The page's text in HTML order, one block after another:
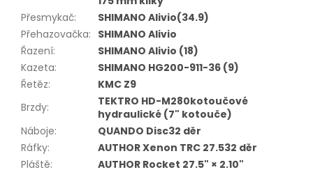
Přesmykač:
SHIMANO Alivio(34.9)
Přehazovačka: SHIMANO Alivio
Řazení:
SHIMANO Alivio (18)
Kazeta:
SHIMANO HG200-911-36 (9)
Řetěz:
KMC Z9
Brzdy:
TEKTRO HD-M280kotoučové
hydraulické (7" kotouče)
Náboje:
QUANDO Disc32 děr
Ráfky:
AUTHOR Xenon TRC 27.532 děr
Pláště:
AUTHOR Rocket 27.5" × 2.10"